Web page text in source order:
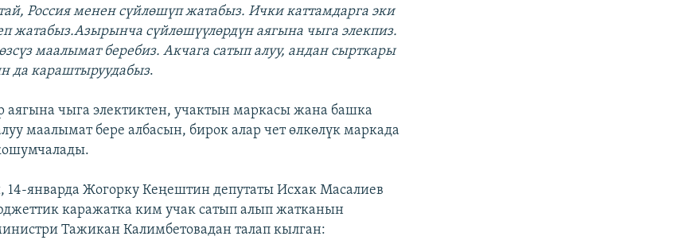
Россия менен сүйлөшүп жатабыз. Ички каттамдарга эки
жатабыз.Азырынча сүйлөшүүлөрдүн аягына чыга элекпиз.
маалымат беребиз. Акчага сатып алуу, андан сырткары
да караштыруудабыз.
аягына чыга электиктен, учактын маркасы жана башка
маалымат бере албасын, бирок алар чет өлкөлүк маркада
14-январда Жогорку Кеңештин депутаты Исхак Масалиев
каражатка ким учак сатып алып жатканын
Тажикан Калимбетовадан талап кылган: